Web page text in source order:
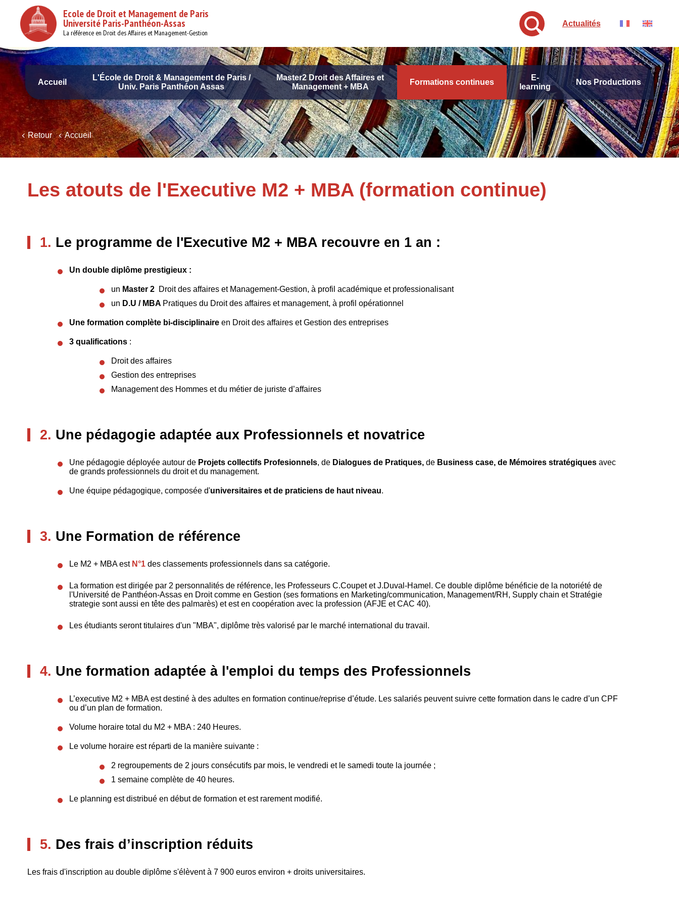
contenu
principal
Ecole de Droit et Management de Paris
Université Paris-Panthéon-Assas
La référence en Droit des Affaires et Management-Gestion
Actualités
Navigation
principale
Accueil
L'École de Droit & Management de Paris /
Univ. Paris Panthéon Assas
Master2 Droit des Affaires et
Management + MBA
Formations continues
E-
learning
Nos Productions
Retour Accueil
Les atouts de l'Executive M2 + MBA (formation continue)
1. Le programme de l'Executive M2 + MBA recouvre en 1 an :
Un double diplôme prestigieux :
un Master 2 Droit des affaires et Management-Gestion, à profil académique et professionalisant
un D.U / MBA Pratiques du Droit des affaires et management, à profil opérationnel
Une formation complète bi-disciplinaireen Droit des affaires et Gestion des entreprises
3 qualifications:
Droit des affaires
Gestion des entreprises
Management des Hommes et du métier de juriste d’affaires
2. Une pédagogie adaptée aux Professionnels et novatrice
Une pédagogie déployée autour de Projets collectifs Profesionnels, de Dialogues de Pratiques,de Business case, de Mémoires stratégiques avec
de grands professionnels du droit et du management.
Une équipe pédagogique, composée d'universitaires et de praticiens de haut niveau.
3. Une Formation de référence
Le M2 + MBA est N°1 des classements professionnels dans sa catégorie.
La formation est dirigée par 2 personnalités de référence, les Professeurs C.Coupet et J.Duval-Hamel. Ce double diplôme bénéficie de la notoriété de
l'Université de Panthéon-Assas en Droit comme en Gestion (ses formations en Marketing/communication, Management/RH, Supply chain et Stratégie
strategie sont aussi en tête des palmarès) et est en coopération avec la profession (AFJE et CAC 40).
Les étudiants seront titulaires d'un "MBA", diplôme très valorisé par le marché international du travail.
4. Une formation adaptée à l'emploi du temps des Professionnels
L’executive M2 + MBA est destiné à des adultes en formation continue/reprise d’étude. Les salariés peuvent suivre cette formation dans le cadre d’un CPF
ou d’un plan de formation.
Volume horaire total du M2 + MBA : 240 Heures.
Le volume horaire est réparti de la manière suivante :
2 regroupements de 2 jours consécutifs par mois, le vendredi et le samedi toute la journée ;
1 semaine complète de 40 heures.
Le planning est distribué en début de formation et est rarement modifié.
5. Des frais d’inscription réduits
Les frais d'inscription au double diplôme s'élèvent à 7 900 euros environ + droits universitaires.